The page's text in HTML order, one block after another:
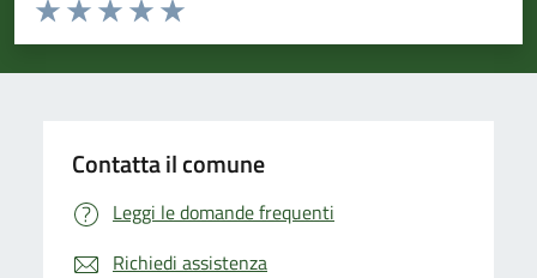
Valuta 5 stelle su 5
Valuta 4 stelle su 5
Valuta 3 stelle su 5
Valuta 2 stelle su 5
Valuta 1 stelle su 5
Contatta il comune
Leggi le domande frequenti
Richiedi assistenza